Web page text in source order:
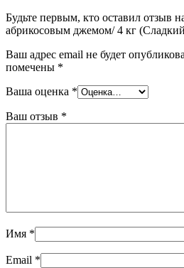
Будьте первым, кто оставил отзыв
абрикосовым джемом/ 4 кг
Ваш адрес email не будет
помечены *
Ваша оценка *
Ваш отзыв *
Имя *
Email *